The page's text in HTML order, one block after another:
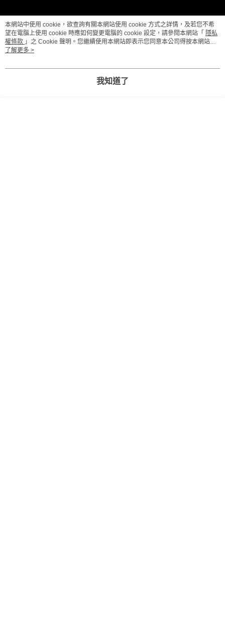
本網站中使用 cookie，欲查詢有關本網站使用 cookie 方式之詳情，及若您不希
望在電腦上使用 cookie 時應如何變更電腦的 cookie 設定，請參閱本網站「 隱私
權條款 」之 Cookie 聲明。您繼續使用本網站即表示您同意本公司得按本網站使
用條款之 Cookie 聲明使用 cookie。
了解更多 >
我知道了